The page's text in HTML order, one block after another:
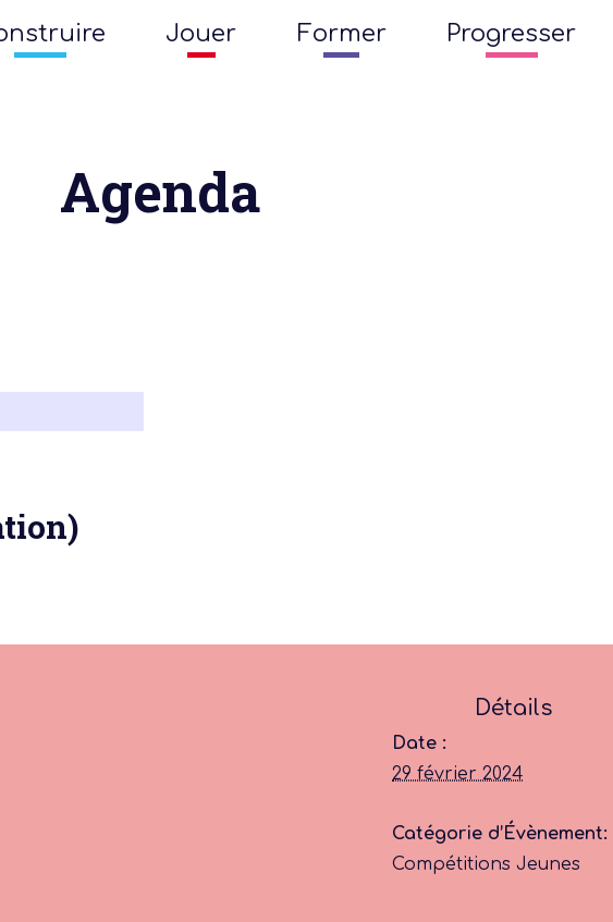
Jouer Former Progresser
Agenda
Détails
Date :
29 février 2024
Catégorie d’Évènement:
Compétitions Jeunes